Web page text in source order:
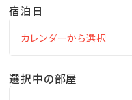
夜は満天の星空をご覧
当ホテルでは、環境負
使い慣れたアメニティ
宿泊日
選択中の部屋